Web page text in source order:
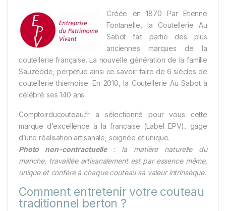
Créée en 1870 Par Etienne
Fontanelle, la Coutellerie Au
Sabot fait partie des plus
anciennes marques de la
coutellerie française. La nouvelle génération de la famille
Sauzedde, perpétue ainsi ce savoir-faire de 6 siècles de
coutellerie thiernoise. En 2010, la Coutellerie Au Sabot à
célébré ses 140 ans.
Comptoirducouteau.fr a sélectionné pour vous cette
marque d’excellence à la française (Label EPV), gage
d’une réalisation artisanale, soignée et unique.
Photo non-contractuelle : la matière naturelle du
manche, travaillée artisanalement est par essence même,
unique et confère à chaque couteau sa valeur intrinsèque.
Comment entretenir votre couteau
traditionnel berton ?